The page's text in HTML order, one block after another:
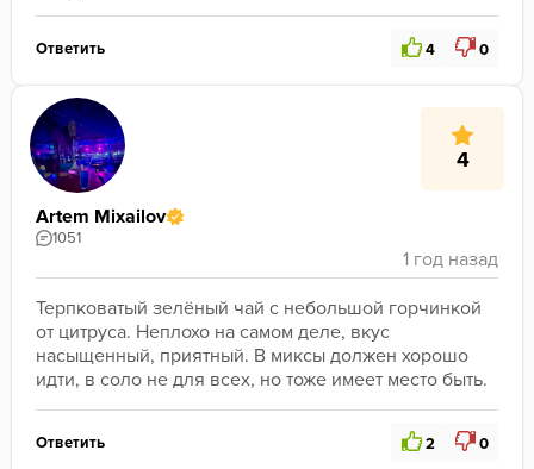
Ответить 4 0
4
Artem Mixailov
1051
Терпковатый зелёный чай с небольшой горчинкой
от цитруса. Неплохо на самом деле, вкус
насыщенный, приятный. В миксы должен хорошо
идти, в соло не для всех, но тоже имеет место быть.
Ответить 2 0